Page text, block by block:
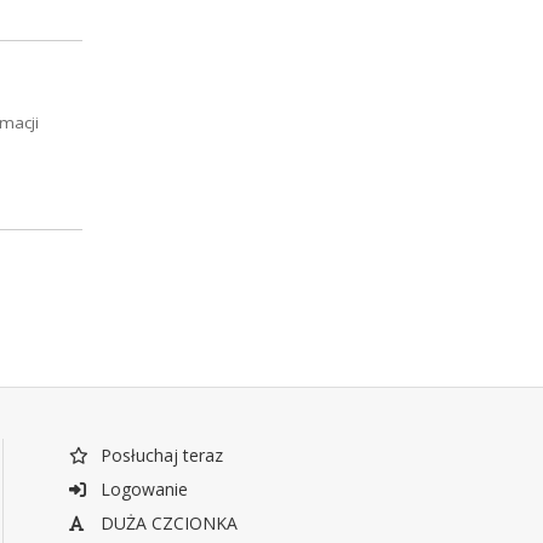
Posłuchaj teraz
Logowanie
DUŻA CZCIONKA